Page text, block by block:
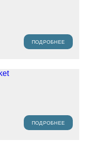
ПОДРОБНЕЕ
ПОДРОБНЕЕ